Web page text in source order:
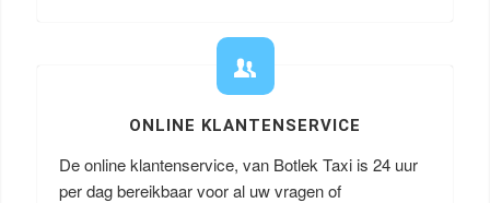
ONLINE KLANTENSERVICE
De online klantenservice, van Botlek Taxi is 24 uur
per dag bereikbaar voor al uw vragen of